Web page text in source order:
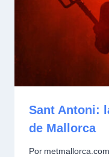
Sant Antoni:
de Mallorca
Por metmallorca.com